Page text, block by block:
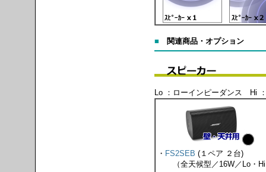
■ 関連商品・オプション
Lo ：ローインピーダンス Hi
・ FS2SEB (１ペア ２台)
（全天候型／16W／Lo・